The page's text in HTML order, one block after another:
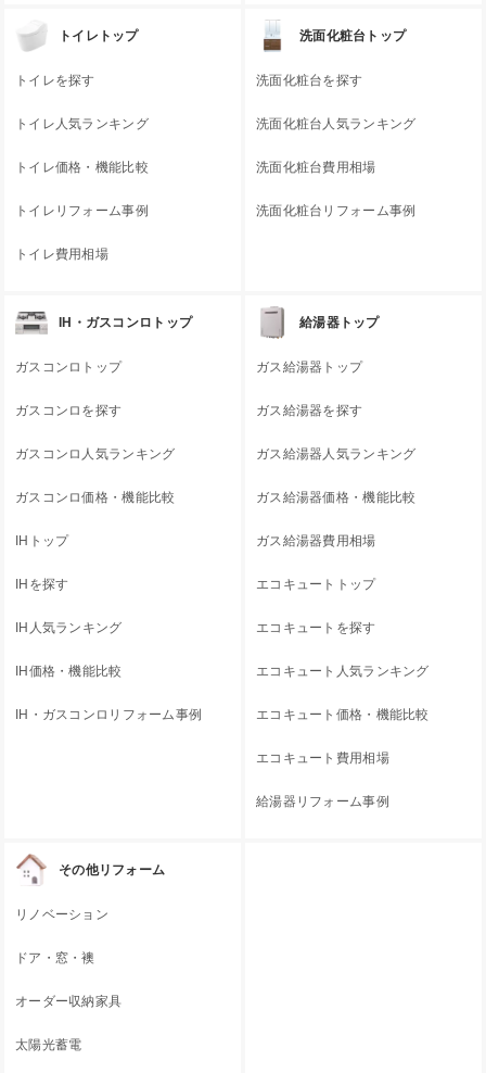
トイレトップ
トイレを探す
トイレ人気ランキング
トイレ価格・機能比較
トイレリフォーム事例
トイレ費用相場
洗面化粧台トップ
洗面化粧台を探す
洗面化粧台人気ランキング
洗面化粧台費用相場
洗面化粧台リフォーム事例
IH・ガスコンロトップ
ガスコンロトップ
ガスコンロを探す
ガスコンロ人気ランキング
ガスコンロ価格・機能比較
IHトップ
IHを探す
IH人気ランキング
IH価格・機能比較
IH・ガスコンロリフォーム事例
給湯器トップ
ガス給湯器トップ
ガス給湯器を探す
ガス給湯器人気ランキング
ガス給湯器価格・機能比較
ガス給湯器費用相場
エコキュートトップ
エコキュートを探す
エコキュート人気ランキング
エコキュート価格・機能比較
エコキュート費用相場
給湯器リフォーム事例
その他リフォーム
リノベーション
ドア・窓・襖
オーダー収納家具
太陽光蓄電